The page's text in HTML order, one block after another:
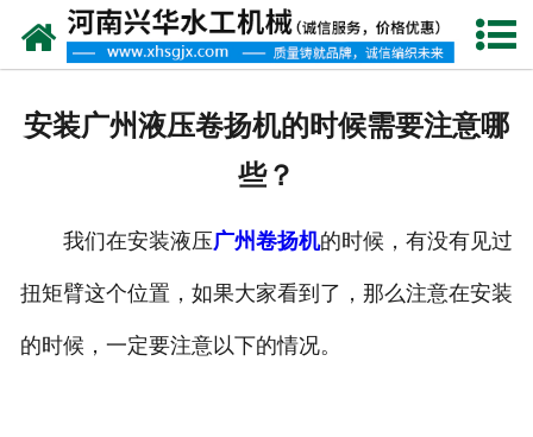
网站首页
安装广州液压卷扬机的时候需要注意哪
些？
我们在安装液压广州卷扬机的时候，有没有见过
扭矩臂这个位置，如果大家看到了，那么注意在安装
的时候，一定要注意以下的情况。